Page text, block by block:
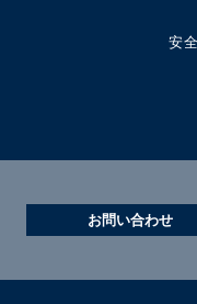
安
お問い合わせ